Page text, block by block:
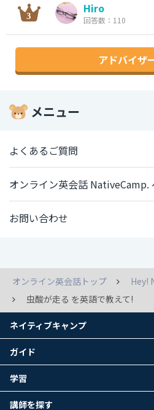
Hiro
回答数：110
アドバイザ
メニュー
よくあるご質問
オンライン英会話 NativeCamp.
お問い合わせ
オンライン英会話トップ
Hey!
虫酸が走る を英語で教えて!
ネイティブキャンプ
ガイド
学習
講師を探す